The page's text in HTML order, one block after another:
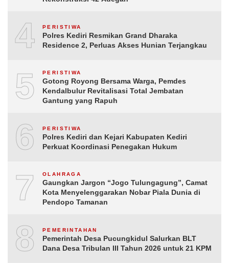
4 PERISTIWA
Polres Kediri Resmikan Grand Dharaka
Residence 2, Perluas Akses Hunian Terjangkau
5 PERISTIWA
Gotong Royong Bersama Warga, Pemdes
Kendalbulur Revitalisasi Total Jembatan
Gantung yang Rapuh
6 PERISTIWA
Polres Kediri dan Kejari Kabupaten Kediri
Perkuat Koordinasi Penegakan Hukum
7 OLAHRAGA
Gaungkan Jargon “Jogo Tulungagung”, Camat
Kota Menyelenggarakan Nobar Piala Dunia di
Pendopo Tamanan
8 PEMERINTAHAN
Pemerintah Desa Pucungkidul Salurkan BLT
Dana Desa Tribulan III Tahun 2026 untuk 21 KPM